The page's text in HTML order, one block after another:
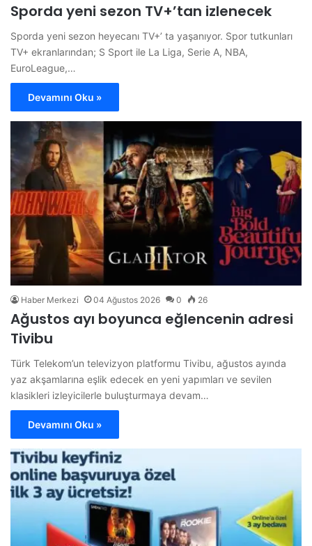
Sporda yeni sezon TV+’tan izlenecek
Sporda yeni sezon heyecanı TV+’ ta yaşanıyor. Spor tutkunları
TV+ ekranlarından; S Sport ile La Liga, Serie A, NBA,
EuroLeague,…
Devamını Oku »
Haber Merkezi 04 Ağustos 2026 0 26
Ağustos ayı boyunca eğlencenin adresi
Tivibu
Türk Telekom’un televizyon platformu Tivibu, ağustos ayında
yaz akşamlarına eşlik edecek en yeni yapımları ve sevilen
klasikleri izleyicilerle buluşturmaya devam…
Devamını Oku »